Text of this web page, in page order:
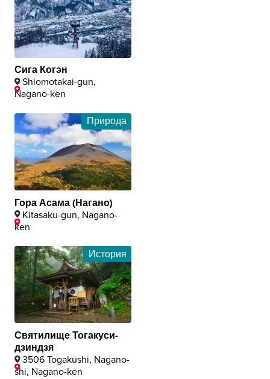
Сига Когэн
Shiomotakai-gun,
Nagano-ken
Природа
Гора Асама (Нагано)
Kitasaku-gun, Nagano-
ken
История
Святилище Тогакуси-
дзиндзя
3506 Togakushi, Nagano-
shi, Nagano-ken